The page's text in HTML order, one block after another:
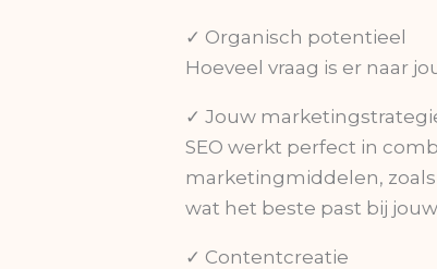
✓ Organisch potentieel
Hoeveel vraag is er naar
✓ Jouw
SEO werkt perfect in
marketingmiddelen, zoals
wat het beste past bij
✓ Contentcreatie